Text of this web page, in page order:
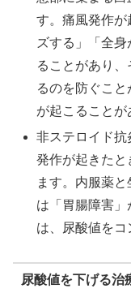
す。痛風発作が
ズする」「全
ることがあり
るのを防ぐこ
が起こることが
非ステロイド抗
発作が起きたと
ます。内服薬
は「胃腸障害
は、尿酸値をコ
尿酸値を下げる治